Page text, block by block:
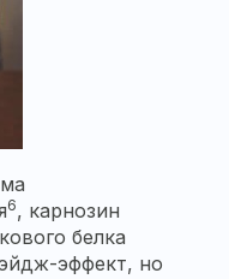
6, карнозин
белка
эффект, но